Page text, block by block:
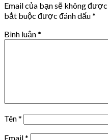
Email của bạn sẽ không
bắt buộc được đánh dấu*
Bình luận*
Tên*
Email*